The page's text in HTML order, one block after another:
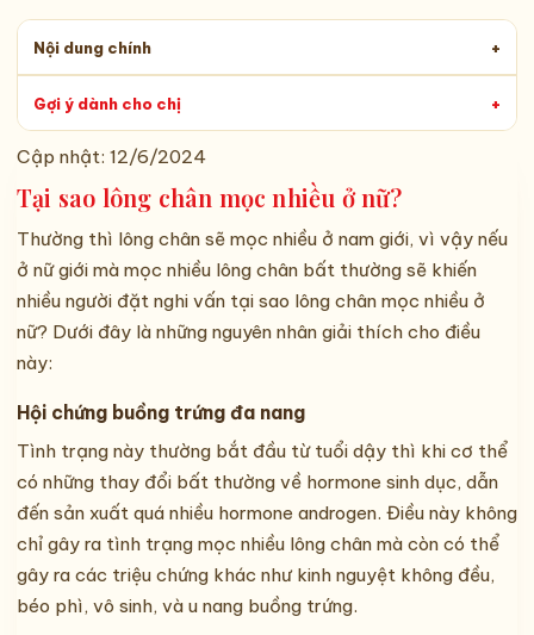
Nội dung chính +
Gợi ý dành cho chị +
Cập nhật: 12/6/2024
Tại sao lông chân mọc nhiều ở nữ?
Thường thì lông chân sẽ mọc nhiều ở nam giới, vì vậy nếu
ở nữ giới mà mọc nhiều lông chân bất thường sẽ khiến
nhiều người đặt nghi vấn tại sao lông chân mọc nhiều ở
nữ? Dưới đây là những nguyên nhân giải thích cho điều
này:
Hội chứng buồng trứng đa nang
Tình trạng này thường bắt đầu từ tuổi dậy thì khi cơ thể
có những thay đổi bất thường về hormone sinh dục, dẫn
đến sản xuất quá nhiều hormone androgen. Điều này không
chỉ gây ra tình trạng mọc nhiều lông chân mà còn có thể
gây ra các triệu chứng khác như kinh nguyệt không đều,
béo phì, vô sinh, và u nang buồng trứng.